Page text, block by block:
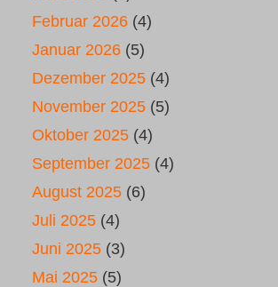
Februar 2026 (4)
Januar 2026 (5)
Dezember 2025 (4)
November 2025 (5)
Oktober 2025 (4)
September 2025 (4)
August 2025 (6)
Juli 2025 (4)
Juni 2025 (3)
Mai 2025 (5)